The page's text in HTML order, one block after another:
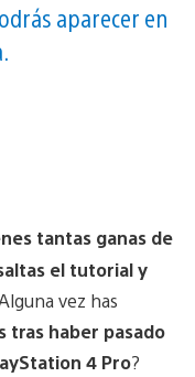
aparecer en
tantas ganas de
el tutorial y
vez has
tras haber pasado
4 Pro?